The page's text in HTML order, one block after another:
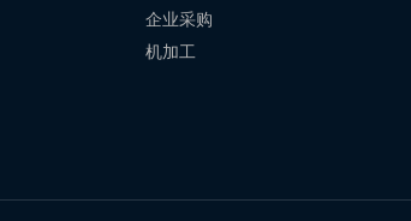
企业采购
机加工